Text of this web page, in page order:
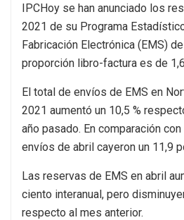
IPCHoy se han anunciado los
2021 de su Programa
Fabricación Electrónica (EMS)
proporción libro-factura es de
El total de envíos de EMS en
2021 aumentó un 10,5 %
año pasado. En comparación
envíos de abril cayeron un 11,9
Las reservas de EMS en abril
ciento interanual, pero
respecto al mes anterior.